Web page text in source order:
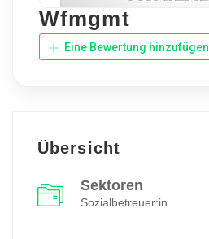
Wfmgmt
Eine Bewertung hinzufügen
Übersicht
Sektoren
Sozialbetreuer:in